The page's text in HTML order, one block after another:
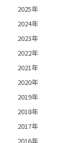
2025年
2024年
2023年
2022年
2021年
2020年
2019年
2018年
2017年
2016年